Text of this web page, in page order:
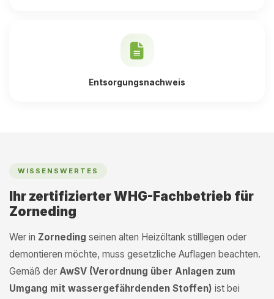
Entsorgungsnachweis
WISSENSWERTES
Ihr zertifizierter WHG-Fachbetrieb für
Zorneding
Wer in Zorneding seinen alten Heizöltank stilllegen oder
demontieren möchte, muss gesetzliche Auflagen beachten.
Gemäß der AwSV (Verordnung über Anlagen zum
Umgang mit wassergefährdenden Stoffen) ist bei